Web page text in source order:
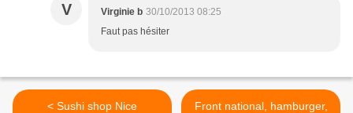
V Virginie b 30/10/2013 08:25
Faut pas hésiter
< Sushi shop Nice
Front national, hamburger,